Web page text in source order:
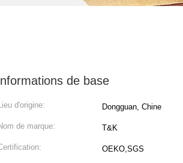
de base
d'origine: Dongguan, Chine
de marque: T&K
OEKO,SGS